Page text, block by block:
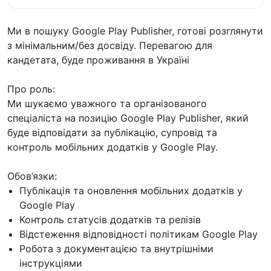
Ми в пошуку Google Play Publisher, готові розглянути
з мінімальним/без досвіду. Перевагою для
кандетата, буде проживання в Україні
Про роль:
Ми шукаємо уважного та організованого
спеціаліста на позицію Google Play Publisher, який
буде відповідати за публікацію, супровід та
контроль мобільних додатків у Google Play.
Обов’язки:
Публікація та оновлення мобільних додатків у
Google Play
Контроль статусів додатків та релізів
Відстеження відповідності політикам Google Play
Робота з документацією та внутрішніми
інструкціями